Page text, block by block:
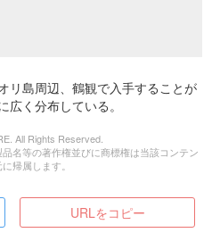
リ島周辺、鶴観で入手することが
く分布している。
All Rights Reserved.
名等の著作権並びに商標権は当該コンテン
帰属します。
URLをコピー